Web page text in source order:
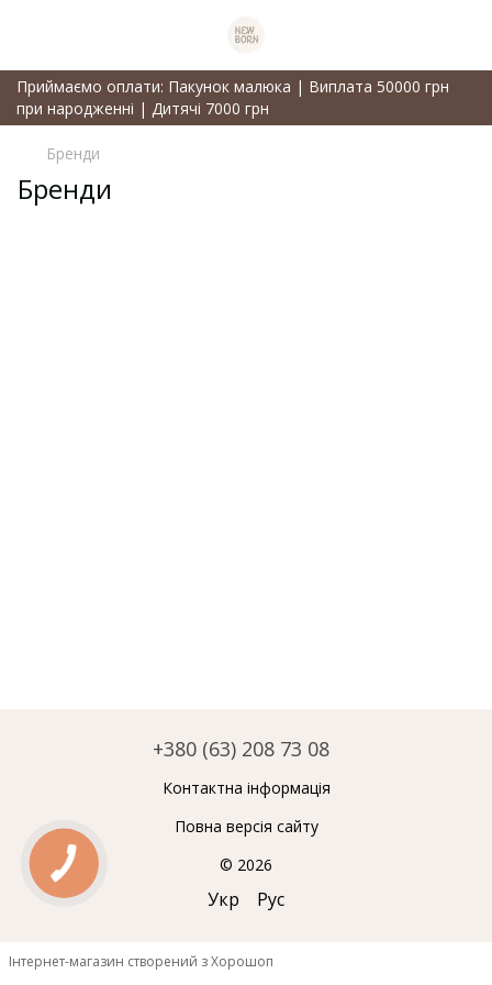
Приймаємо оплати: Пакунок малюка | Виплата 50000 грн
при народженні | Дитячі 7000 грн
Бренди
Бренди
+380 (63) 208 73 08
Контактна інформація
Повна версія сайту
© 2026
Укр Рус
Інтернет-магазин створений з Хорошоп